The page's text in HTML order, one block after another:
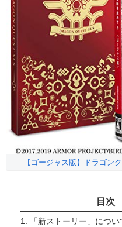
【ゴージャス版】ドラゴン
目次
「新ストーリー」につい